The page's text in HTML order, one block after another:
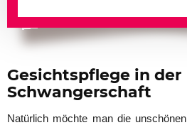
Gesichtspflege in der
Schwangerschaft
Natürlich möchte man die unschönen